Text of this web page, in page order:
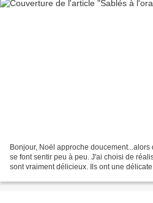
Bonjour, Noël approche
se font sentir peu à peu. J'ai choisi de
sont vraiment délicieux. Ils ont une